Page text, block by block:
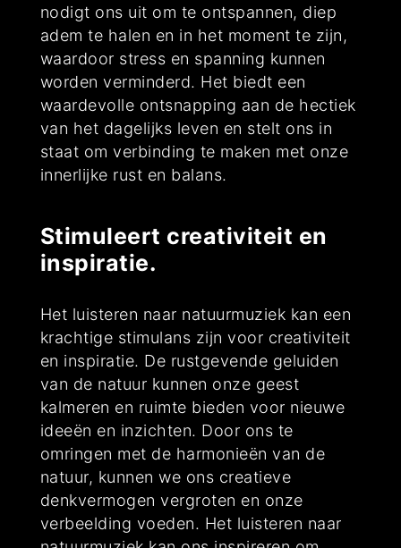
nodigt ons uit om te ontspannen, diep
adem te halen en in het moment te zijn,
waardoor stress en spanning kunnen
worden verminderd. Het biedt een
waardevolle ontsnapping aan de hectiek
van het dagelijks leven en stelt ons in
staat om verbinding te maken met onze
innerlijke rust en balans.
Stimuleert creativiteit en
inspiratie.
Het luisteren naar natuurmuziek kan een
krachtige stimulans zijn voor creativiteit
en inspiratie. De rustgevende geluiden
van de natuur kunnen onze geest
kalmeren en ruimte bieden voor nieuwe
ideeën en inzichten. Door ons te
omringen met de harmonieën van de
natuur, kunnen we ons creatieve
denkvermogen vergroten en onze
verbeelding voeden. Het luisteren naar